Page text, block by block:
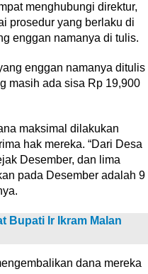
menghubungi direktur,
prosedur yang berlaku di
enggan namanya di tulis.
enggan namanya ditulis
masih ada sisa Rp 19,900
maksimal dilakukan
hak mereka. “Dari Desa
Desember, dan lima
pada Desember adalah 9
Bupati Ir Ikram Malan
dana mereka